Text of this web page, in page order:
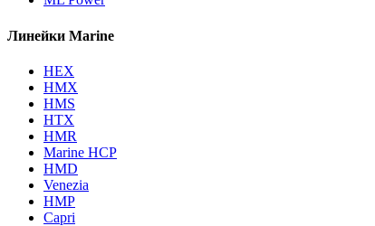
Линейки Marine
HEX
HMX
HMS
HTX
HMR
Marine HCP
HMD
Venezia
HMP
Capri